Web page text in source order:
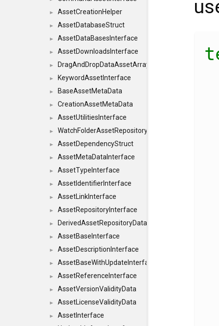
► AssetCreationHelper
► AssetDatabaseStruct
► AssetDataBasesInterface
► AssetDownloadsInterface
► DragAndDropDataAssetArray
► KeywordAssetInterface
► BaseAssetMetaData
► CreationAssetMetaData
► AssetUtilitiesInterface
► WatchFolderAssetRepositoryInterface
► AssetDependencyStruct
► AssetMetaDataInterface
► AssetTypeInterface
► AssetIdentifierInterface
► AssetLinkInterface
► AssetRepositoryInterface
► DerivedAssetRepositoryDataInterface
► AssetBaseInterface
► AssetDescriptionInterface
► AssetBaseWithUpdateInterface
► AssetReferenceInterface
► AssetVersionValidityData
► AssetLicenseValidityData
►
AssetInterface